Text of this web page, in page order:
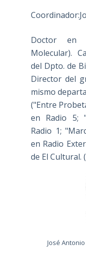
Doctor en
Molecular).
del Dpto. de
Director del
mismo
("Entre
en Radio 5;
Radio 1;
en Radio
de El Cultural. (
José